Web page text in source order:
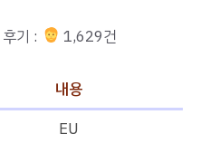
기 : 1,629건
내용
EU